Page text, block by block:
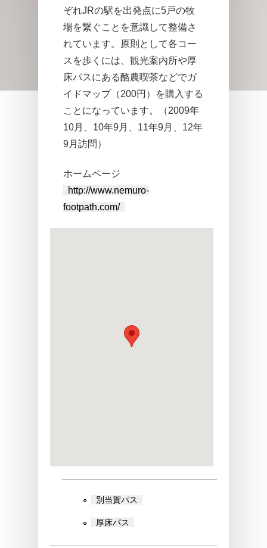
ぞれJRの駅を出発点に5戸の牧
場を繋ぐことを意識して整備さ
れています。原則として各コー
スを歩くには、観光案内所や厚
床パスにある酪農喫茶などでガ
イドマップ（200円）を購入する
ことになっています。（2009年
10月、10年9月、11年9月、12年
9月訪問）
ホームページ
http://www.nemuro-
footpath.com/
別当賀パス
厚床パス